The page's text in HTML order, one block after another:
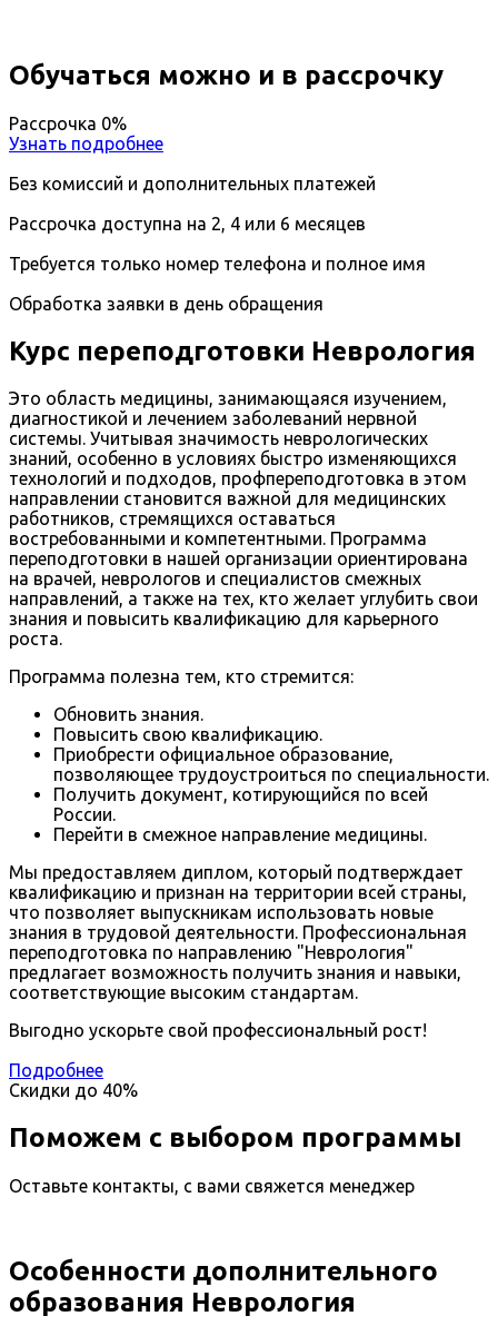
Обучаться можно и в рассрочку
Рассрочка 0%
Узнать подробнее
Без комиссий и дополнительных платежей
Рассрочка доступна на 2, 4 или 6 месяцев
Требуется только номер телефона и полное имя
Обработка заявки в день обращения
Курс переподготовки Неврология
Это область медицины, занимающаяся изучением,
диагностикой и лечением заболеваний нервной
системы. Учитывая значимость неврологических
знаний, особенно в условиях быстро изменяющихся
технологий и подходов, профпереподготовка в этом
направлении становится важной для медицинских
работников, стремящихся оставаться
востребованными и компетентными. Программа
переподготовки в нашей организации ориентирована
на врачей, неврологов и специалистов смежных
направлений, а также на тех, кто желает углубить свои
знания и повысить квалификацию для карьерного
роста.
Программа полезна тем, кто стремится:
Обновить знания.
Повысить свою квалификацию.
Приобрести официальное образование,
позволяющее трудоустроиться по специальности.
Получить документ, котирующийся по всей
России.
Перейти в смежное направление медицины.
Мы предоставляем диплом, который подтверждает
квалификацию и признан на территории всей страны,
что позволяет выпускникам использовать новые
знания в трудовой деятельности. Профессиональная
переподготовка по направлению "Неврология"
предлагает возможность получить знания и навыки,
соответствующие высоким стандартам.
Выгодно ускорьте свой профессиональный рост!
Подробнее
Скидки до 40%
Поможем с выбором программы
Оставьте контакты, с вами свяжется менеджер
Особенности дополнительного
образования Неврология